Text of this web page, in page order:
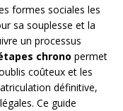
formes sociales les
sa souplesse et la
un processus
chrono permet
coûteux et les
définitive,
Ce guide